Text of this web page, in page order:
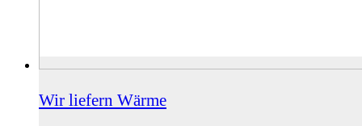
Wir liefern Wärme